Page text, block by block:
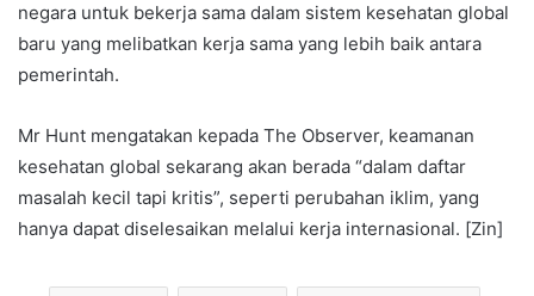
negara untuk bekerja sama dalam sistem kesehatan global
baru yang melibatkan kerja sama yang lebih baik antara
pemerintah.
Mr Hunt mengatakan kepada The Observer, keamanan
kesehatan global sekarang akan berada “dalam daftar
masalah kecil tapi kritis”, seperti perubahan iklim, yang
hanya dapat diselesaikan melalui kerja internasional. [Zin]